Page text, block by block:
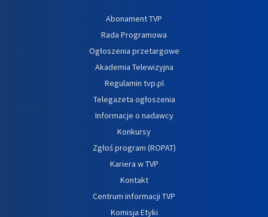
Abonament TVP
Rada Programowa
Ogłoszenia przetargowe
Akademia Telewizyjna
Regulamin tvp.pl
Telegazeta ogłoszenia
Informacje o nadawcy
Konkursy
Zgłoś program (ROPAT)
Kariera w TVP
Kontakt
Centrum informacji TVP
Komisja Etyki